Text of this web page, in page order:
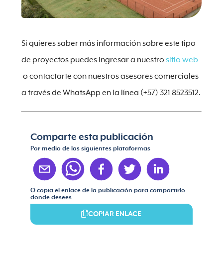
Si quieres saber más información sobre este tipo
de proyectos puedes ingresar a nuestro sitio web
o contactarte con nuestros asesores comerciales
a través de WhatsApp en la línea (+57) 321 8523512.
Comparte esta publicación
Por medio de las siguientes plataformas
O copia el enlace de la publicación para compartirlo
donde desees
COPIAR ENLACE